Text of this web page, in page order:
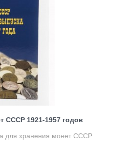
СССР 1921-1957 годов
для хранения монет СССР...